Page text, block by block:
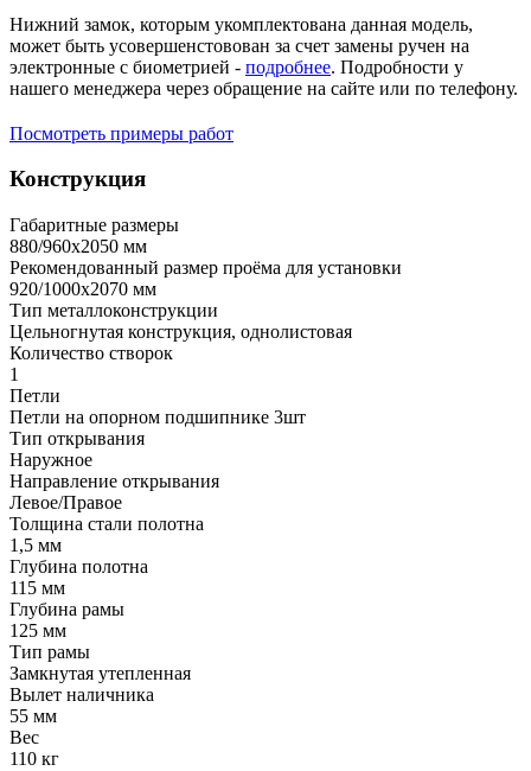
Нижний замок, которым укомплектована данная модель,
может быть усовершенстовован за счет замены ручен на
электронные с биометрией - подробнее. Подробности у
нашего менеджера через обращение на сайте или по телефону.
Посмотреть примеры работ
Конструкция
Габаритные размеры
880/960х2050 мм
Рекомендованный размер проёма для установки
920/1000х2070 мм
Тип металлоконструкции
Цельногнутая конструкция, однолистовая
Количество створок
1
Петли
Петли на опорном подшипнике 3шт
Тип открывания
Наружное
Направление открывания
Левое/Правое
Толщина стали полотна
1,5 мм
Глубина полотна
115 мм
Глубина рамы
125 мм
Тип рамы
Замкнутая утепленная
Вылет наличника
55 мм
Вес
110 кг